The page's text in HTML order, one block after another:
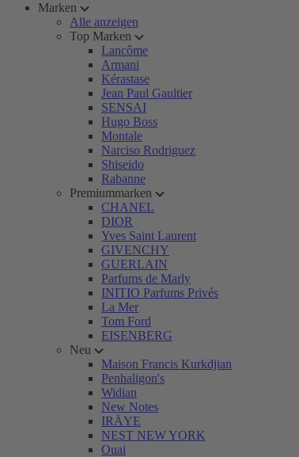
Marken
Alle anzeigen
Top Marken
Lancôme
Armani
Kérastase
Jean Paul Gaultier
SENSAI
Hugo Boss
Montale
Narciso Rodriguez
Shiseido
Rabanne
Premiummarken
CHANEL
DIOR
Yves Saint Laurent
GIVENCHY
GUERLAIN
Parfums de Marly
INITIO Parfums Privés
La Mer
Tom Ford
EISENBERG
Neu
Maison Francis Kurkdjian
Penhaligon's
Widian
New Notes
IRÄYE
NEST NEW YORK
Ouai